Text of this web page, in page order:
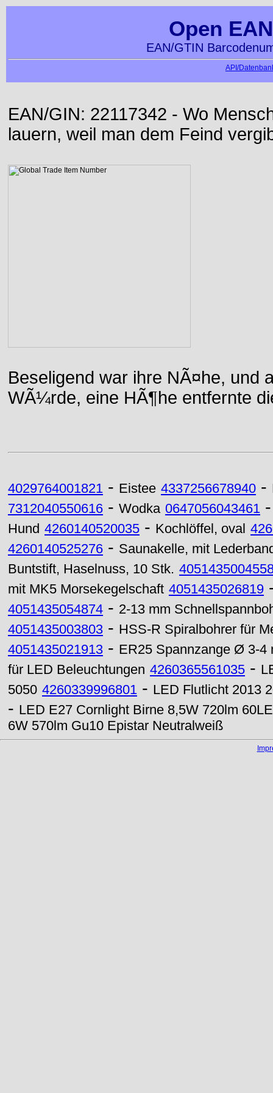
Open
EAN/GTIN
API/
EAN/GIN: 22117342 - Wo
lauern, weil man dem Feind
Beseligend war ihre NÃ¤he, und
WÃ¼rde, eine HÃ¶he entfernte
4029764001821 - Eistee 4337256678940 -
7312040550616 - Wodka 0647056043461
Hund 4260140520035 - Kochlöffel, oval
4260140525276 - Saunakelle, mit
Buntstift, Haselnuss, 10 Stk.
mit MK5 Morsekegelschaft 4051435026819
4051435054874 - 2-13 mm
4051435003803 - HSS-R Spiralbohrer für
4051435021913 - ER25 Spannzange Ø 3-4
für LED Beleuchtungen 4260365561035 -
5050 4260339996801 - LED Flutlicht 2013
- LED E27 Cornlight Birne 8,5W 720lm
6W 570lm Gu10 Epistar Neutralweiß